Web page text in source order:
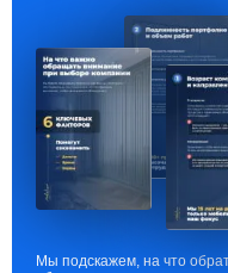
Мы подскажем, на что